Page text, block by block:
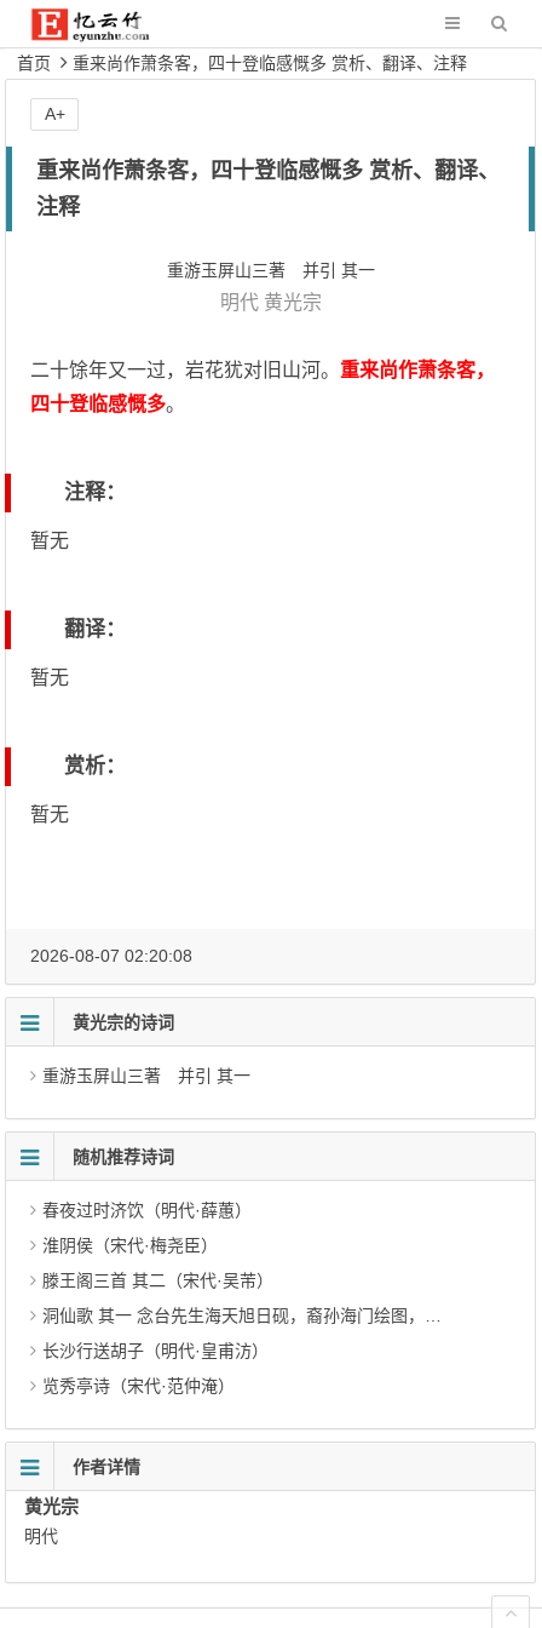
首页 重来尚作萧条客，四十登临感慨多 赏析、翻译、注释
重来尚作萧条客，四十登临感慨多 赏析、翻译、
注释
重游玉屏山三著 并引 其一
明代 黄光宗
二十馀年又一过，岩花犹对旧山河。 重来尚作萧条客，
四十登临感慨多。
注释：
暂无
翻译：
暂无
赏析：
暂无
A+
2026-08-07 02:20:08
黄光宗的诗词
重游玉屏山三著 并引 其一
随机推荐诗词
春夜过时济饮（明代·薛蕙）
淮阴侯（宋代·梅尧臣）
滕王阁三首 其二（宋代·吴芾）
洞仙歌 其一 念台先生海天旭日砚，裔孙海门绘图，属题（清代·奭良）
长沙行送胡子（明代·皇甫汸）
览秀亭诗（宋代·范仲淹）
作者详情
黄光宗
明代